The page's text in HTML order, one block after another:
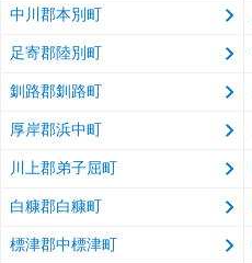
中川郡本別町
足寄郡陸別町
釧路郡釧路町
厚岸郡浜中町
川上郡弟子屈町
白糠郡白糠町
標津郡中標津町